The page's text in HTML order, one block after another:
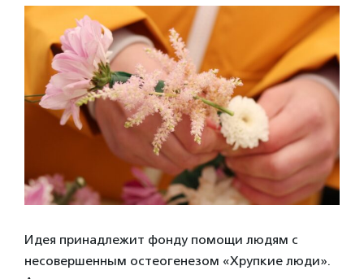
Идея принадлежит фонду помощи людям с
несовершенным остеогенезом «Хрупкие люди».